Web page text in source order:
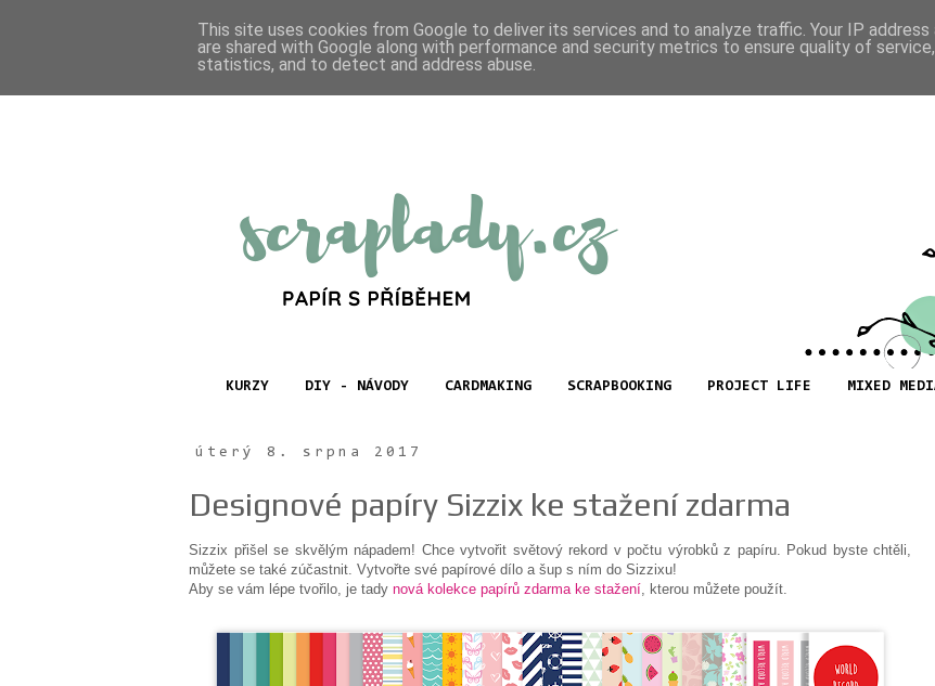
KURZY DIY - NÁVODY CARDMAKING SCRAPBOOKING PROJECT LIFE MIXED
úterý 8. srpna 2017
Designové papíry Sizzix ke stažení zdarma
Sizzix přišel se skvělým nápadem! Chce vytvořit světový rekord v počtu výrobků z papíru. Pokud byste chtěli,
můžete se také zúčastnit. Vytvořte své papírové dílo a šup s ním do Sizzixu!
Aby se vám lépe tvořilo, je tady nová kolekce papírů zdarma ke stažení, kterou můžete použít.
This site uses cookies from Google to deliver its services and to analyze traffic. Your IP address
are shared with Google along with performance and security metrics to ensure quality of
statistics, and to detect and address abuse.